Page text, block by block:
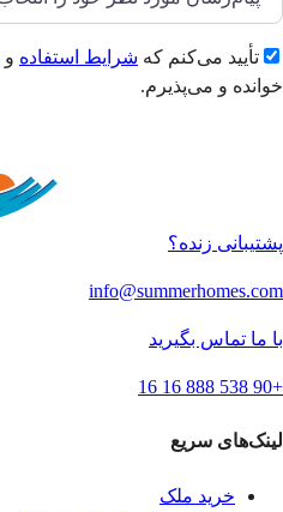
تأیید می‌کنم که شرایط استفاده و
خوانده و می‌پذیرم.
پشتیبانی زنده؟
info@summerhomes.com
با ما تماس بگیرید
+90 538 888 16 16
لینک‌های سریع
خرید ملک